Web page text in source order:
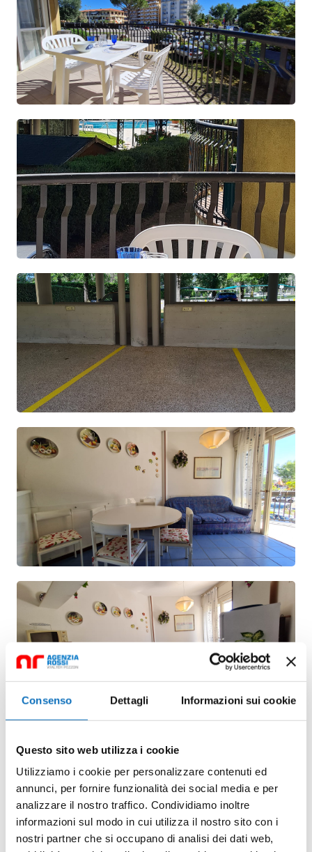
Consenso Dettagli Informazioni sui cookie
Questo sito web utilizza i cookie
Utilizziamo i cookie per personalizzare contenuti ed
annunci, per fornire funzionalità dei social media e per
analizzare il nostro traffico. Condividiamo inoltre
informazioni sul modo in cui utilizza il nostro sito con i
nostri partner che si occupano di analisi dei dati web,